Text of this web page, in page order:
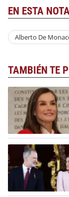
EN ESTA
Alberto De
TAMBIÉN TE